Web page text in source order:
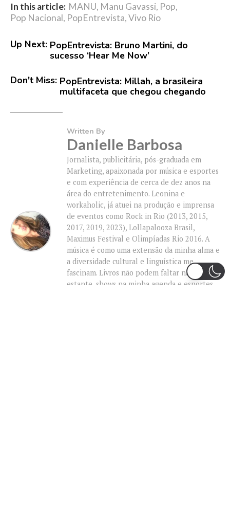
In this article: MANU, Manu Gavassi, Pop,
Pop Nacional, PopEntrevista,Vivo Rio
Up Next: PopEntrevista: Bruno Martini, do
sucesso ‘Hear Me Now’
Don't Miss: PopEntrevista: Millah, a brasileira
multifaceta que chegou chegando
Written By
Danielle Barbosa
Jornalista, publicitária, pós-graduada em
Marketing, apaixonada por música e esportes
e com experiência de cerca de dez anos na
área do entretenimento. Leonina e
workaholic, já atuei na produção e imprensa
de eventos como Rock in Rio (2013, 2015,
2017, 2019, 2023), Lollapalooza Brasil,
Maximus Festival e Olimpíadas Rio 2016. A
música é como uma extensão da minha alma e
a diversidade cultural e linguística me
fascinam. Livros não podem faltar na minha
estante, shows na minha agenda e esportes